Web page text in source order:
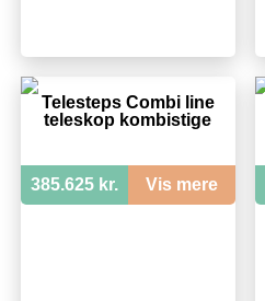
Telesteps Combi line
teleskop kombistige
385.625 kr. Vis mere